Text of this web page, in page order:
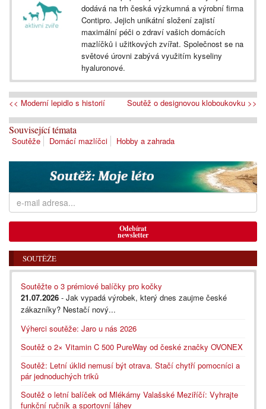
dodává na trh česká výzkumná a výrobní firma
Contipro. Jejich unikátní složení zajistí
maximální péči o zdraví vašich domácích
mazlíčků i užitkových zvířat. Společnost se na
světové úrovni zabývá využitím kyseliny
hyaluronové.
<< Moderní lepidlo s historií Soutěž o designovou kloboukovku >>
Související témata
Soutěže Domácí mazlíčci Hobby a zahrada
Odebírat
newsletter
SOUTĚŽE
Soutěžte o 3 prémiové balíčky pro kočky
21.07.2026 - Jak vypadá výrobek, který dnes zaujme české
zákazníky? Nestačí nový...
Výherci soutěže: Jaro u nás 2026
Soutěž o 2× Vitamin C 500 PureWay od české značky OVONEX
Soutěž: Letní úklid nemusí být otrava. Stačí chytří pomocníci a
pár jednoduchých triků
Soutěž o letní balíček od Mlékárny Valašské Meziříčí: Vyhrajte
funkční ručník a sportovní láhev